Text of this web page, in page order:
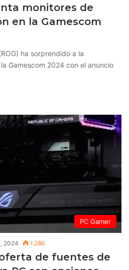
monitores de
en la Gamescom
ha sorprendido a la
Gamescom 2024 con el anuncio
PC Gamer
2024 1.286
de fuentes de